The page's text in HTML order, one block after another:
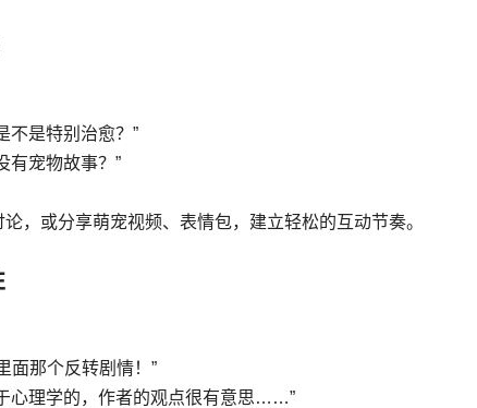
不是特别治愈？”
宠物故事？”
，或分享萌宠视频、表情包，建立轻松的互动节奏。
面那个反转剧情！”
心理学的，作者的观点很有意思……”